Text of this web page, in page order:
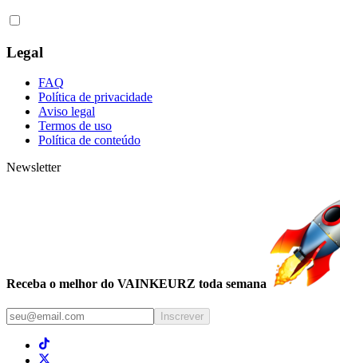
Legal
FAQ
Política de privacidade
Aviso legal
Termos de uso
Política de conteúdo
Newsletter
Receba o melhor do VAINKEURZ toda semana
Inscrever